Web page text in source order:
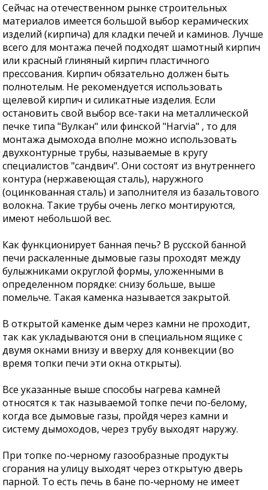
Сейчас на отечественном рынке строительных
материалов имеется большой выбор керамических
изделий (кирпича) для кладки печей и каминов. Лучше
всего для монтажа печей подходят шамотный кирпич
или красный глиняный кирпич пластичного
прессования. Кирпич обязательно должен быть
полнотелым. Не рекомендуется использовать
щелевой кирпич и силикатные изделия. Если
остановить свой выбор все-таки на металлической
печке типа "Вулкан" или финской "Harvia" , то для
монтажа дымохода вполне можно использовать
двухконтурные трубы, называемые в кругу
специалистов "сандвич". Они состоят из внутреннего
контура (нержавеющая сталь), наружного
(оцинкованная сталь) и заполнителя из базальтового
волокна. Такие трубы очень легко монтируются,
имеют небольшой вес.
Как функционирует банная печь? В русской банной
печи раскаленные дымовые газы проходят между
булыжниками округлой формы, уложенными в
определенном порядке: снизу больше, выше
помельче. Такая каменка называется закрытой.
В открытой каменке дым через камни не проходит,
так как укладываются они в специальном ящике с
двумя окнами внизу и вверху для конвекции (во
время топки печи эти окна открыты).
Все указанные выше способы нагрева камней
относятся к так называемой топке печи по-белому,
когда все дымовые газы, пройдя через камни и
систему дымоходов, через трубу выходят наружу.
При топке по-черному газообразные продукты
сгорания на улицу выходят через открытую дверь
парной. То есть печь в бане по-черному не имеет